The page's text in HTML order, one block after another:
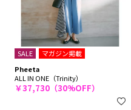
SALE
マガジン掲載
Pheeta
ALL IN ONE（Trinity）
￥37,730（30%OFF）